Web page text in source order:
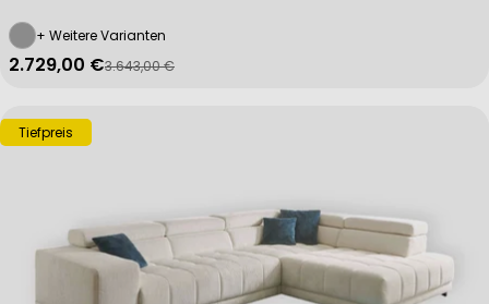
+ Weitere Varianten
Verkaufspreis
2.729,00 €
Regulärer Preis
3.643,00 €
Tiefpreis